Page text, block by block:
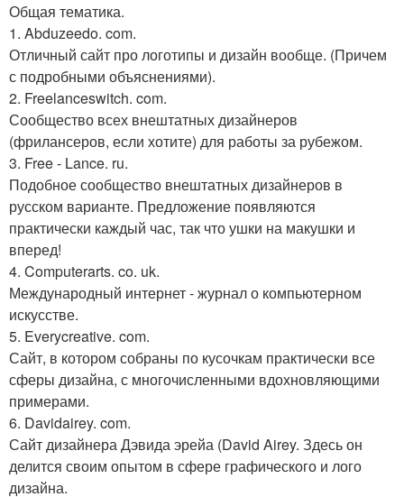
Общая тематика.
1. Abduzeedo. com.
Отличный сайт про логотипы и дизайн вообще. (Причем
с подробными объяснениями).
2. Freelanceswitch. com.
Сообщество всех внештатных дизайнеров
(фрилансеров, если хотите) для работы за рубежом.
3. Free - Lance. ru.
Подобное сообщество внештатных дизайнеров в
русском варианте. Предложение появляются
практически каждый час, так что ушки на макушки и
вперед!
4. Computerarts. co. uk.
Международный интернет - журнал о компьютерном
искусстве.
5. Everycreative. com.
Сайт, в котором собраны по кусочкам практически все
сферы дизайна, с многочисленными вдохновляющими
примерами.
6. Davidairey. com.
Сайт дизайнера Дэвида эрейа (David Airey. Здесь он
делится своим опытом в сфере графического и лого
дизайна.